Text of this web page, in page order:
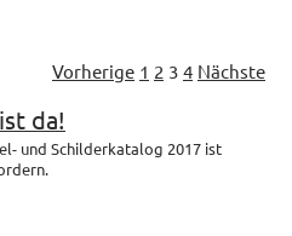
Vorherige 1 2 3 4 Nächste
da!
und Schilderkatalog 2017 ist